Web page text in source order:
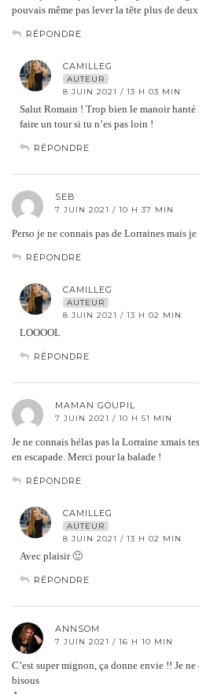
pouvais même pas lever la tête plus de
RÉPONDRE
CAMILLEG
AUTEUR
8 JUIN 2021 / 13 H 03 MIN
Salut Romain ! Trop bien le manoir
faire un tour si tu n’es pas loin !
RÉPONDRE
SEB
7 JUIN 2021 / 10 H 37 MIN
Perso je ne connais pas de Lorraines mais
RÉPONDRE
CAMILLEG
AUTEUR
8 JUIN 2021 / 13 H 02 MIN
LOOOOL
RÉPONDRE
MAMAN GOUPIL
7 JUIN 2021 / 10 H 51 MIN
Je ne connais hélas pas la Lorraine xmais
en escapade. Merci pour la balade !
RÉPONDRE
CAMILLEG
AUTEUR
8 JUIN 2021 / 13 H 02 MIN
Avec plaisir 🙂
RÉPONDRE
ANNSOM
7 JUIN 2021 / 16 H 10 MIN
C’est super mignon, ça donne envie !! Je
bisous